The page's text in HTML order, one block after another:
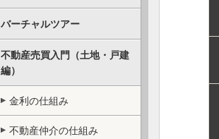
バーチャルツアー
不動産売買入門（土地・戸建
編）
金利の仕組み
不動産仲介の仕組み